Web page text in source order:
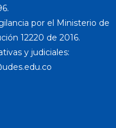
por el Ministerio de
12220 de 2016.
y judiciales: